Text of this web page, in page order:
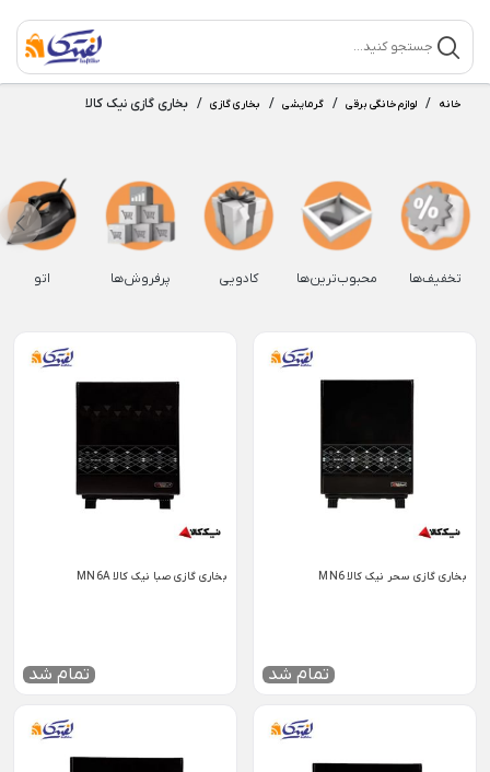
خانه / لوازم خانگی برقی / گرمایشی / بخاری گازی / بخاری گازی نیک کالا
تخفیف‌ها محبوب‌ترین‌ها کادویی پرفروش‌ها اتو
بخاری گازی سحر نیک کالا MN6
تمام شد
بخاری گازی صبا نیک کالا MN6A
تمام شد